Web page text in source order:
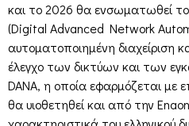
και το 2026 θα ενσωματωθεί το
(Digital Advanced Network
αυτοματοποιημένη διαχείριση
έλεγχο των δικτύων και των
DANA, η οποία εφαρμόζεται με
θα υιοθετηθεί και από την